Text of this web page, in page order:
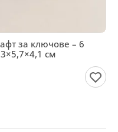
за ключове – 6
см